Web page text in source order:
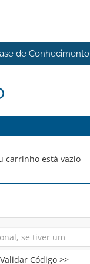
de Conhecimento
carrinho está vazio
Validar Código >>